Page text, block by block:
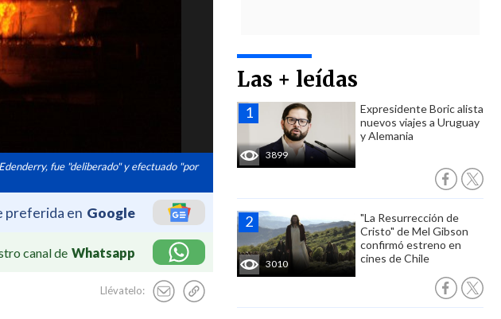
fue "deliberado" y efectuado "por
preferida en Google
canal de Whatsapp
Llévatelo:
Las + leídas
3899
Expresidente Boric alista
nuevos viajes a Uruguay
y Alemania
3010
"La Resurrección de
Cristo" de Mel Gibson
confirmó estreno en
cines de Chile